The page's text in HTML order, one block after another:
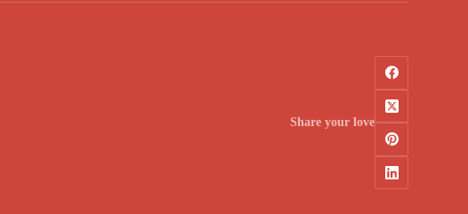
Share your love